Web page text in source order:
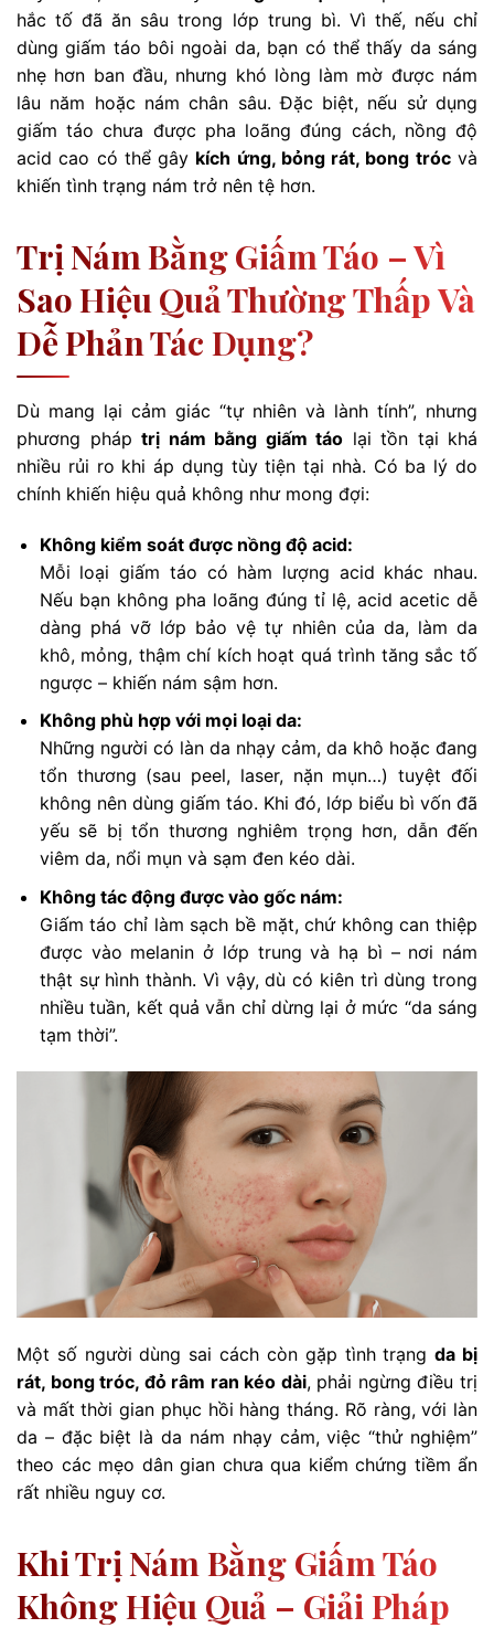
hắc tố đã ăn sâu trong lớp trung bì. Vì thế, nếu chỉ
dùng giấm táo bôi ngoài da, bạn có thể thấy da sáng
nhẹ hơn ban đầu, nhưng khó lòng làm mờ được nám
lâu năm hoặc nám chân sâu. Đặc biệt, nếu sử dụng
giấm táo chưa được pha loãng đúng cách, nồng độ
acid cao có thể gây kích ứng, bỏng rát, bong trócvà
khiến tình trạng nám trở nên tệ hơn.
Trị Nám Bằng Giấm Táo – Vì
Sao Hiệu Quả Thường Thấp Và
Dễ Phản Tác Dụng?
Dù mang lại cảm giác “tự nhiên và lành tính”, nhưng
phương pháp trị nám bằng giấm táo lại tồn tại khá
nhiều rủi ro khi áp dụng tùy tiện tại nhà. Có ba lý do
chính khiến hiệu quả không như mong đợi:
Không kiểm soát được nồng độ acid:
Mỗi loại giấm táo có hàm lượng acid khác nhau.
Nếu bạn không pha loãng đúng tỉ lệ, acid acetic dễ
dàng phá vỡ lớp bảo vệ tự nhiên của da, làm da
khô, mỏng, thậm chí kích hoạt quá trình tăng sắc tố
ngược – khiến nám sậm hơn.
Không phù hợp với mọi loại da:
Những người có làn da nhạy cảm, da khô hoặc đang
tổn thương (sau peel, laser, nặn mụn…) tuyệt đối
không nên dùng giấm táo. Khi đó, lớp biểu bì vốn đã
yếu sẽ bị tổn thương nghiêm trọng hơn, dẫn đến
viêm da, nổi mụn và sạm đen kéo dài.
Không tác động được vào gốc nám:
Giấm táo chỉ làm sạch bề mặt, chứ không can thiệp
được vào melanin ở lớp trung và hạ bì – nơi nám
thật sự hình thành. Vì vậy, dù có kiên trì dùng trong
nhiều tuần, kết quả vẫn chỉ dừng lại ở mức “da sáng
tạm thời”.
Một số người dùng sai cách còn gặp tình trạngda bị
rát, bong tróc, đỏ râm ran kéo dài, phải ngừng điều trị
và mất thời gian phục hồi hàng tháng. Rõ ràng, với làn
da – đặc biệt là da nám nhạy cảm, việc “thử nghiệm”
theo các mẹo dân gian chưa qua kiểm chứng tiềm ẩn
rất nhiều nguy cơ.
Khi Trị Nám Bằng Giấm Táo
Không Hiệu Quả – Giải Pháp